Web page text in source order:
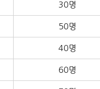
30명
50명
40명
60명